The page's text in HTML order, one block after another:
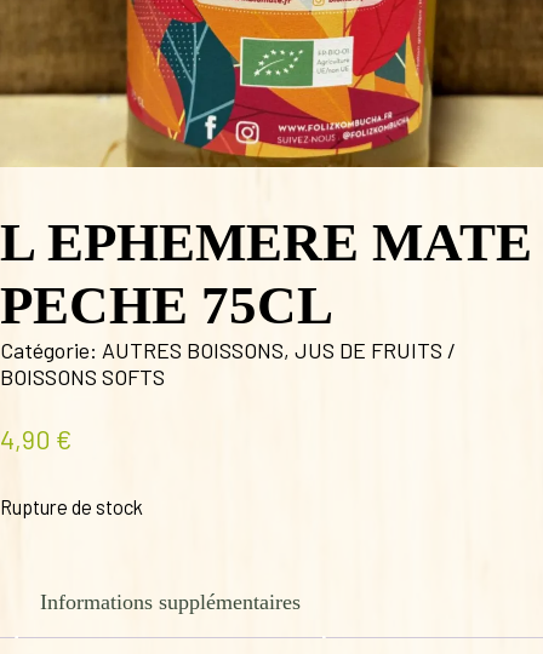
L EPHEMERE MATE
PECHE 75CL
Catégorie: AUTRES BOISSONS, JUS DE FRUITS /
BOISSONS SOFTS
4,90 €
Rupture de stock
Informations supplémentaires